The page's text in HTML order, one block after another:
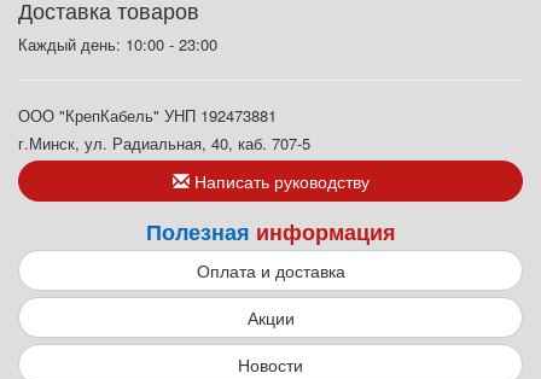
Доставка товаров
Каждый день: 10:00 - 23:00
ООО "КрепКабель" УНП 192473881
г.Минск, ул. Радиальная, 40, каб. 707-5
Написать руководству
Полезная информация
Оплата и доставка
Акции
Новости